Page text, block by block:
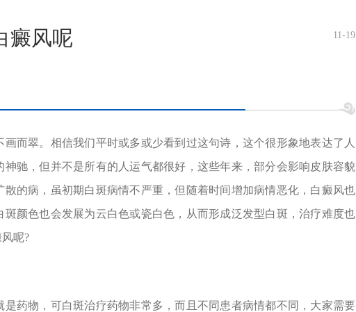
癜风呢 11-19
而翠。相信我们平时或多或少看到过这句诗，这个很形象地表达了人
驰，但并不是所有的人运气都很好，这些年来，部分会影响皮肤容貌
的病，虽初期白斑病情不严重，但随着时间增加病情恶化，白癜风也
颜色也会发展为云白色或瓷白色，从而形成泛发型白斑，治疗难度也
呢?
药物，可白斑治疗药物非常多，而且不同患者病情都不同，大家需要